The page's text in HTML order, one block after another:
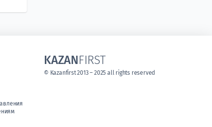
KAZANFIRST
© Kazanfirst 2013 – 2025 all rights reserved